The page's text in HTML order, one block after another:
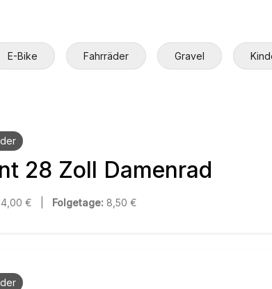
E-Bike Fahrräder Gravel
28 Zoll Damenrad
€ | Folgetage: 8,50 €